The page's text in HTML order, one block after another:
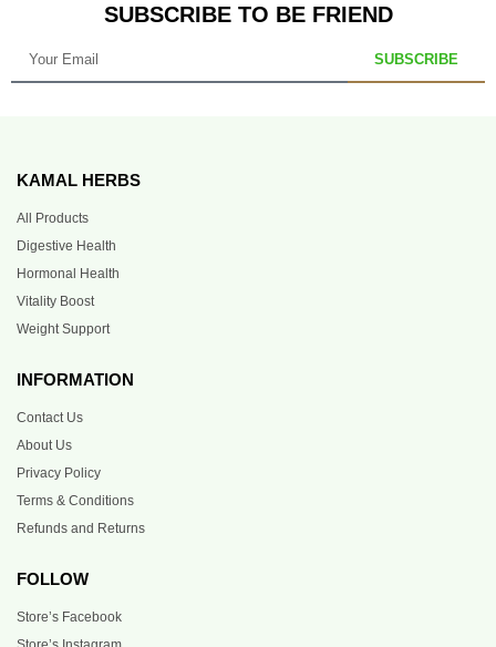
SUBSCRIBE TO BE FRIEND
SUBSCRIBE
KAMAL HERBS
All Products
Digestive Health
Hormonal Health
Vitality Boost
Weight Support
INFORMATION
Contact Us
About Us
Privacy Policy
Terms & Conditions
Refunds and Returns
FOLLOW
Store’s Facebook